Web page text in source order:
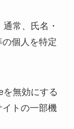
常、氏名・
個人を特定
を無効にする
トの一部機